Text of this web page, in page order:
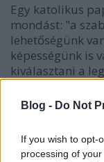
Blog - Do Not
If you wish to opt-
processing of
Egy katolikus
mondást: "a
lehetőségünk
képességünk is
kiválasztani a
az apró
Horváth Andor Márton